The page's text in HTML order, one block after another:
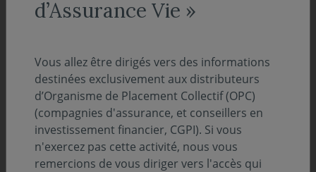
La Recherche
d’Assurance Vie »
Vous allez être dirigés vers des informations
destinées exclusivement aux distributeurs
d’Organisme de Placement Collectif (OPC)
(compagnies d'assurance, et conseillers en
investissement financier, CGPI). Si vous
n'exercez pas cette activité, nous vous
remercions de vous diriger vers l'accès qui